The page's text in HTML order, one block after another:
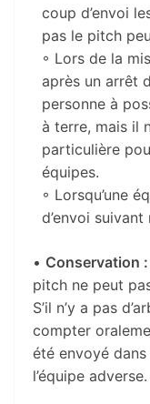
coup d’envoi
pas le pitch
◦ Lors de la
après un arrêt
personne à
à terre, mais il
particulière
équipes.
◦ Lorsqu’une
d’envoi suivant
• Conservation :
pitch ne peut
S’il n’y a pas
compter
été envoyé
l’équipe adverse.